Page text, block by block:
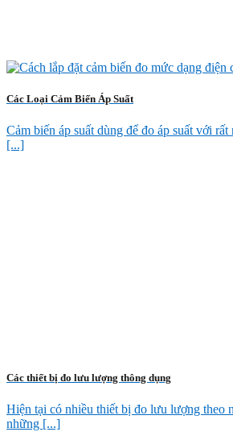
Các Loại Cảm Biến Áp Suất
Cảm biến áp suất dùng để đo áp suất với
[...]
Các thiết bị đo lưu lượng thông dụng
Hiện tại có nhiều thiết bị đo lưu lượng theo
những [...]